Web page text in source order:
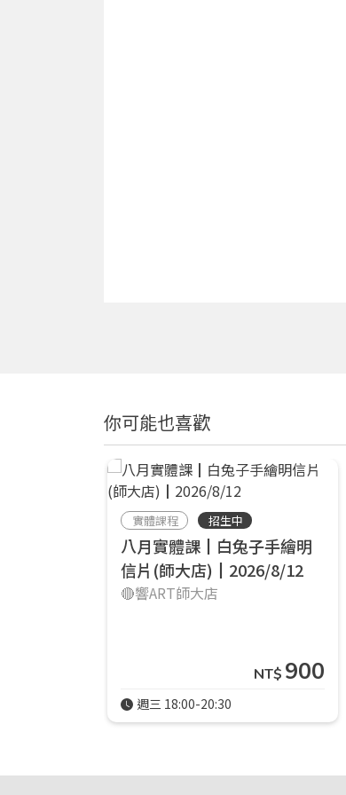
你可能也喜歡
實體課程 招生中
八月實體課┃白兔子手繪明
信片(師大店)┃2026/8/12
🔴響ART師大店
NT$ 900
週三 18:00-20:30